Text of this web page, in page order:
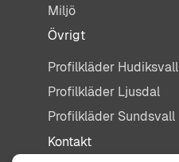
Miljö
Övrigt
Profilkläder Hudiksvall
Profilkläder Ljusdal
Profilkläder Sundsvall
Kontakt